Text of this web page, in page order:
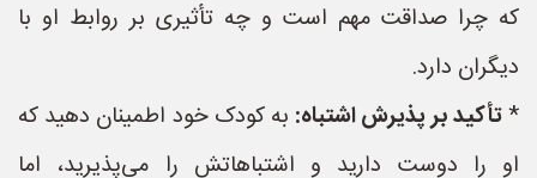
که چرا صداقت مهم است و چه تأثیری بر روابط او با
دیگران دارد.
*تأکید بر پذیرش اشتباه: به کودک خود اطمینان دهید که
او را دوست دارید و اشتباهاتش را می‌پذیرید، اما